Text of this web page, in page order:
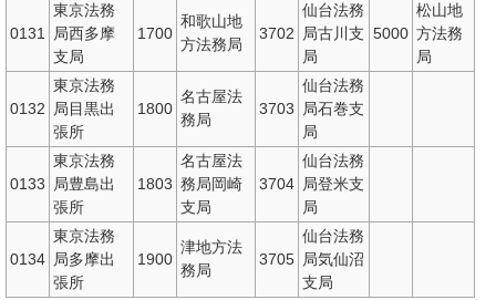
0131
東京法務
局西多摩
支局
1700
和歌山地
方法務局
3702
仙台法務
局古川支
局
5000
松山地
方法務
局
0132
東京法務
局目黒出
張所
1800
名古屋法
務局
3703
仙台法務
局石巻支
局
0133
東京法務
局豊島出
張所
1803
名古屋法
務局岡崎
支局
3704
仙台法務
局登米支
局
0134
東京法務
局多摩出
張所
1900
津地方法
務局
3705
仙台法務
局気仙沼
支局